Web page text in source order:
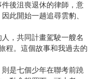
件後沮喪退休的律師，意
此開始一趟追尋雲豹、
，共同計畫駕駛一艘名
程。這個故事和我過去的
則是七個少年在聯考前蹺